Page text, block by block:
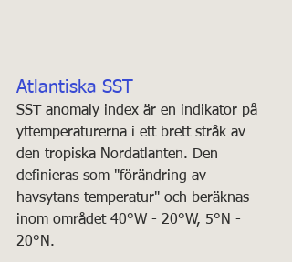
Atlantiska SST
SST anomaly index är en indikator på
yttemperaturerna i ett brett stråk av
den tropiska Nordatlanten. Den
definieras som "förändring av
havsytans temperatur" och beräknas
inom området 40°W - 20°W, 5°N -
20°N.